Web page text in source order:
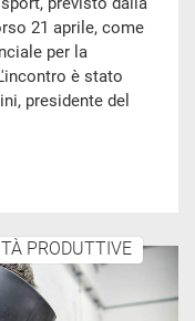
21 aprile, come
per la
è stato
presidente del
PRODUTTIVE